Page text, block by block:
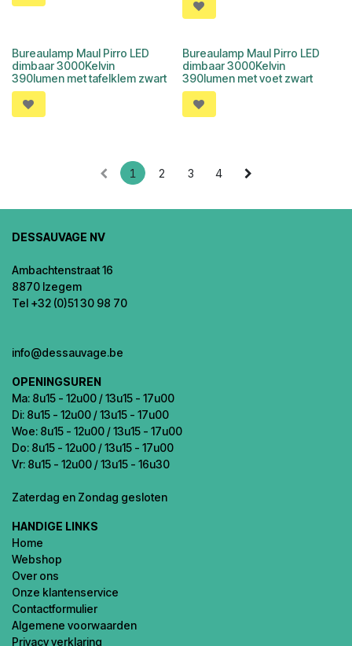
Bureaulamp Maul Pirro LED
dimbaar 3000Kelvin
390lumen met tafelklem zwart
Bureaulamp Maul Pirro LED
dimbaar 3000Kelvin
390lumen met voet zwart
1 2 3 4
DESSAUVAGE NV
Ambachtenstraat 16
8870 Izegem
Tel +32 (0)51 30 98 70
info@dessauvage.be
OPENINGSUREN
Ma: 8u15 - 12u00 / 13u15 - 17u00
Di: 8u15 - 12u00 / 13u15 - 17u00
Woe: 8u15 - 12u00 / 13u15 - 17u00
Do: 8u15 - 12u00 / 13u15 - 17u00
Vr: 8u15 - 12u00 / 13u15 - 16u30
Zaterdag en Zondag gesloten
HANDIGE LINKS
Home
Webshop
Over ons
Onze klantenservice
Contactformulier
Algemene voorwaarden
Privacy verklaring